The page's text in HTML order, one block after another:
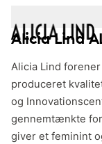
Alicia Lind
Alicia Lind
produceret
og
gennemtænkte
giver et feminint
Image1